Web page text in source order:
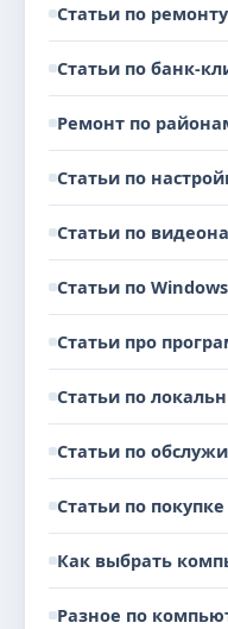
Статьи по
Статьи по банк-
Ремонт по
Статьи по
Статьи по
Статьи по Windows
Статьи про
Статьи по
Статьи по
Статьи по
Как выбрать
Разное по